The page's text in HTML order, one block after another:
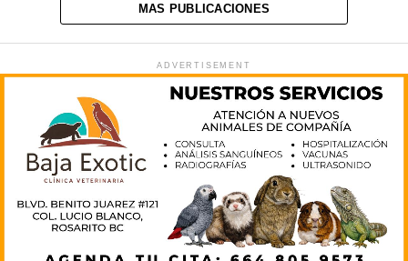
MAS PUBLICACIONES
ADVERTISEMENT